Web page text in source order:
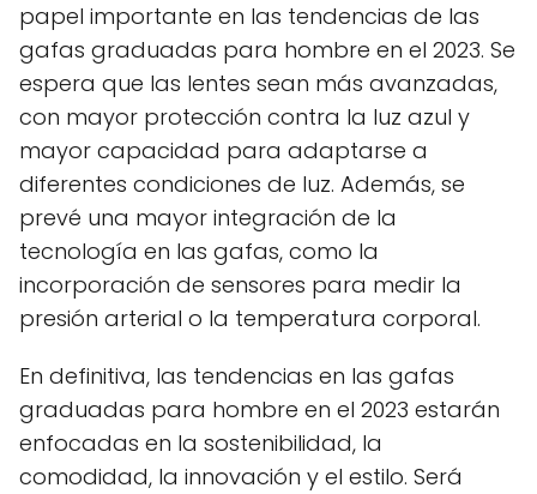
papel importante en las tendencias de las
gafas graduadas para hombre en el 2023. Se
espera que las lentes sean más avanzadas,
con mayor protección contra la luz azul y
mayor capacidad para adaptarse a
diferentes condiciones de luz. Además, se
prevé una mayor integración de la
tecnología en las gafas, como la
incorporación de sensores para medir la
presión arterial o la temperatura corporal.
En definitiva, las tendencias en las gafas
graduadas para hombre en el 2023 estarán
enfocadas en la sostenibilidad, la
comodidad, la innovación y el estilo. Será